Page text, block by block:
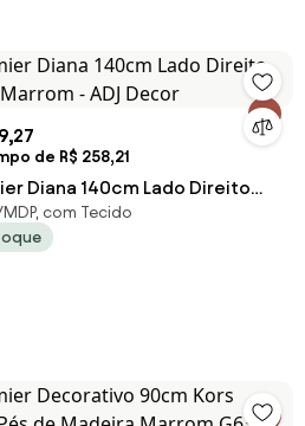
de R$ 258,21
Diana 140cm Lado Direito
- ADJ Decor
MDP, com Tecido